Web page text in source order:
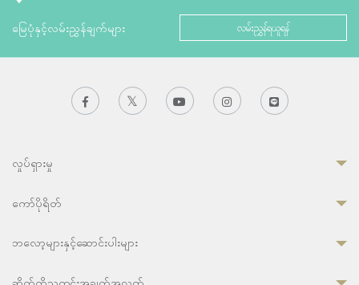
မြေပုံနှင့်လမ်းညွှန်ချက်များ လမ်းညွှန်ရယူရန်
လှုပ်ရှားမှု
ကော်ပိုရိတ်
ဘလော့များနှင့်ဆောင်းပါးများ